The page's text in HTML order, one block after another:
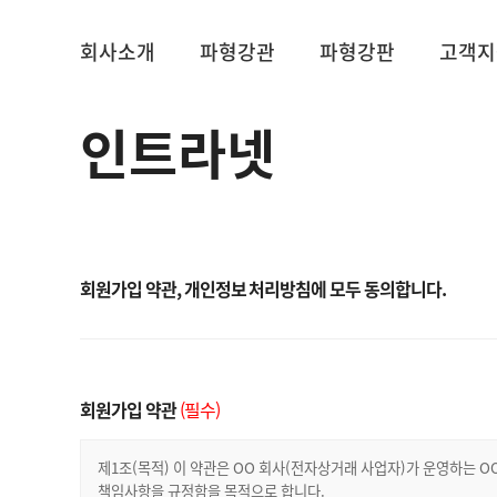
회사소개 파형강관 파형강판 고객
인트라넷
회원가입 약관, 개인정보 처리방침에 모두 동의합니다.
회원가입 약관 (필수)